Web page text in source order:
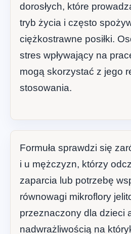
dorosłych, które
tryb życia i często
ciężkostrawne posiłki.
stres wpływający na
mogą skorzystać z jego
stosowania.
Formuła sprawdzi się
i u mężczyzn, którzy
zaparcia lub potrzebę
równowagi mikroflory
przeznaczony dla dzieci
nadwrażliwością na